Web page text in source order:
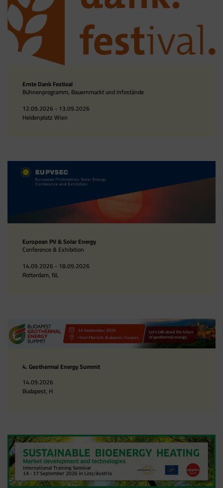
Ernte Dank Festival
Bühnenprogramm, Bauernmarkt und Infostände
12.09.2026 - 13.09.2026
Heldenplatz Wien
European PV & Solar Energy
Conference & Exhibition
14.09.2026 - 18.09.2026
Rotterdam, NL
4. Geothermal Energy Summit
14.09.2026
Budapest, H